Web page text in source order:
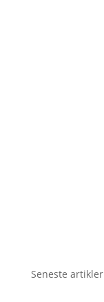
Seneste artikler